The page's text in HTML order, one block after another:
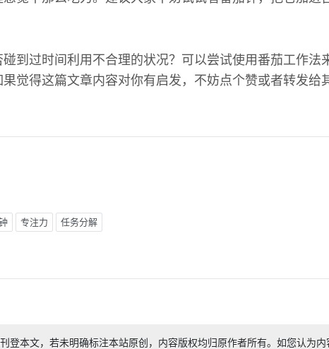
到过时间利用不合理的状况？可以尝试使用番茄工作法
觉得这篇文章内容对你有启发，不妨点个赞或者转发给
专注力 任务分解
登本文，若未明确标注本站原创，内容版权均归原作者所有。如您认为内